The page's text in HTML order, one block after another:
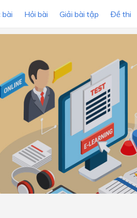
bài Hỏi bài Giải bài tập Đề thi